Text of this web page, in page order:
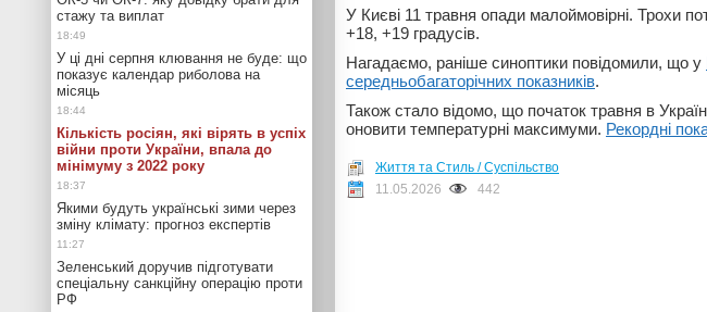
У Києві 11 травня опади малоймовірні. Трохи
+18, +19 градусів.
Нагадаємо, раніше синоптики повідомили, що у
середньобагаторічних показників.
Також стало відомо, що початок травня в
оновити температурні максимуми. Рекордні
Життя та Стиль / Суспільство
11.05.2026
442
стажу та виплат
У ці дні серпня клювання не буде: що
показує календар риболова на
місяць
Кількість росіян, які вірять в успіх
війни проти України, впала до
мінімуму з 2022 року
Якими будуть українські зими через
зміну клімату: прогноз експертів
Зеленський доручив підготувати
спеціальну санкційну операцію проти
РФ